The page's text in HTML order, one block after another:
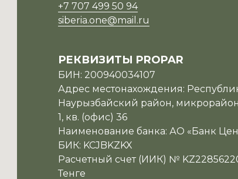
+7 707 499 50 94
siberia.one@mail.ru
РЕКВИЗИТЫ PROPAR
БИН: 200940034107
Адрес местонахождения:
Наурызбайский район,
1, кв. (офис) 36
Наименование банка: АО «Банк
БИК: KCJBKZKX
Расчетный счет (ИИК) №
Тенге